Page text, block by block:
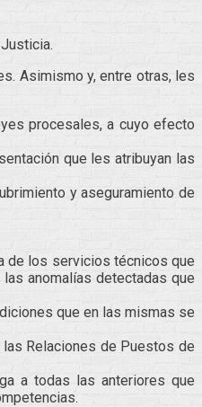
Asimismo y, entre otras, les
procesales, a cuyo efecto
que les atribuyan las
y aseguramiento de
de los servicios técnicos que
anomalías detectadas que
que en las mismas se
Relaciones de Puestos de
a todas las anteriores que